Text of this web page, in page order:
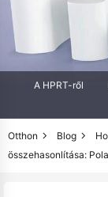
A HPRT-ről
Otthon Blog
összehasonlítása: